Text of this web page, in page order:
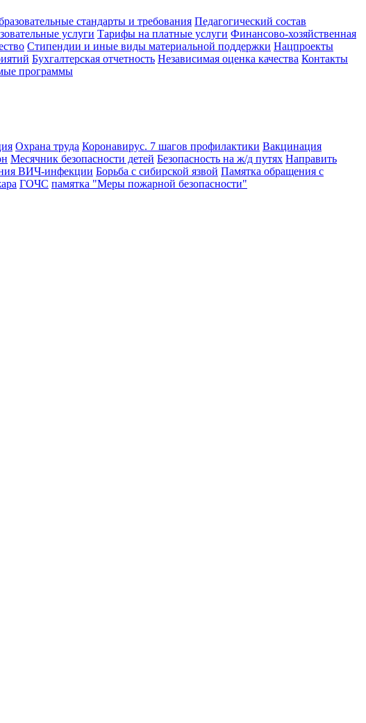
стандарты и требования Педагогический состав
услуги Тарифы на платные услуги Финансово-хозяйственная
Стипендии и иные виды материальной поддержки Нацпроекты
Бухгалтерская отчетность Независимая оценка качества Контакты
программы
Охрана труда Коронавирус. 7 шагов профилактики Вакцинация
Месячник безопасности детей Безопасность на ж/д путях Направить
ВИЧ-инфекции Борьба с сибирской язвой Памятка обращения с
ГОЧС памятка "Меры пожарной безопасности"